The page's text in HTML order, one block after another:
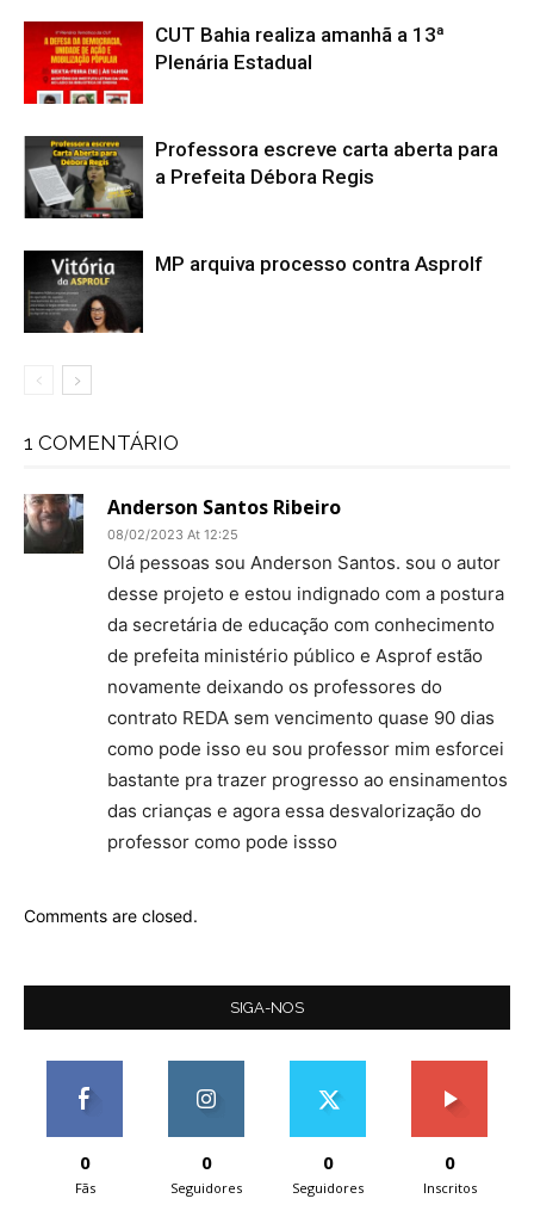
CUT Bahia realiza amanhã a 13ª
Plenária Estadual
Professora escreve carta aberta para
a Prefeita Débora Regis
MP arquiva processo contra Asprolf
1 COMENTÁRIO
Anderson Santos Ribeiro
08/02/2023 At 12:25
Olá pessoas sou Anderson Santos. sou o autor
desse projeto e estou indignado com a postura
da secretária de educação com conhecimento
de prefeita ministério público e Asprof estão
novamente deixando os professores do
contrato REDA sem vencimento quase 90 dias
como pode isso eu sou professor mim esforcei
bastante pra trazer progresso ao ensinamentos
das crianças e agora essa desvalorização do
professor como pode issso
Comments are closed.
SIGA-NOS
0
Fãs
0
Seguidores
0
Seguidores
0
Inscritos